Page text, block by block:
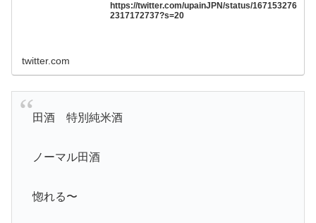
https://twitter.com/upainJPN/status/167153276
2317172737?s=20
twitter.com
田酒 特別純米酒
ノーマル田酒
惚れる〜